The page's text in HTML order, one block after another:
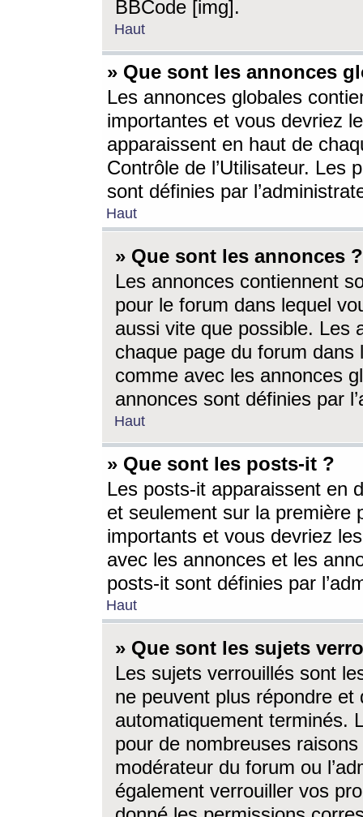
BBCode [img].
Haut
» Que sont les annonces
Les annonces globales
importantes et vous devriez
apparaissent en haut de
Contrôle de l’Utilisateur. Les
sont définies par
Haut
» Que sont les annonces ?
Les annonces contiennent
pour le forum dans lequel
aussi vite que possible. Les
chaque page du forum dans
comme avec les annonces
annonces sont définies par
Haut
» Que sont les posts-it ?
Les posts-it apparaissent en
et seulement sur la première
importants et vous devriez
avec les annonces et les
posts-it sont définies par
Haut
» Que sont les sujets
Les sujets verrouillés sont
ne peuvent plus répondre
automatiquement terminés.
pour de nombreuses
modérateur du forum ou
également verrouiller vos